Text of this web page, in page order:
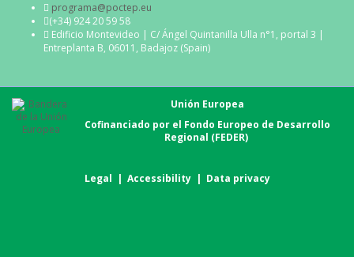
programa@poctep.eu
(+34) 924 20 59 58
Edificio Montevideo | C/ Ángel Quintanilla Ulla n°1, portal 3 |
Entreplanta B, 06011, Badajoz (Spain)
Unión Europea
Cofinanciado por el Fondo Europeo de Desarrollo
Regional (FEDER)
Legal | Accessibility | Data privacy